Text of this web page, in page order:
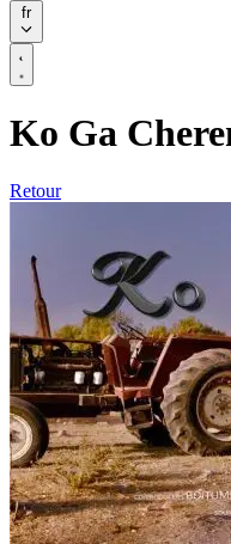
fr
Ko Ga
Retour